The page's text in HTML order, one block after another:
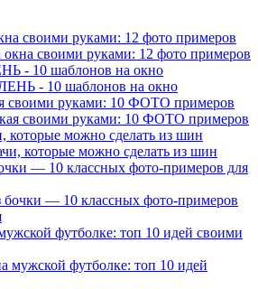
своими руками: 12 фото примеров
- 10 шаблонов на окно
своими руками: 10 ФОТО примеров
которые можно сделать из шин
— 10 классных фото-примеров для
футболке: топ 10 идей своими